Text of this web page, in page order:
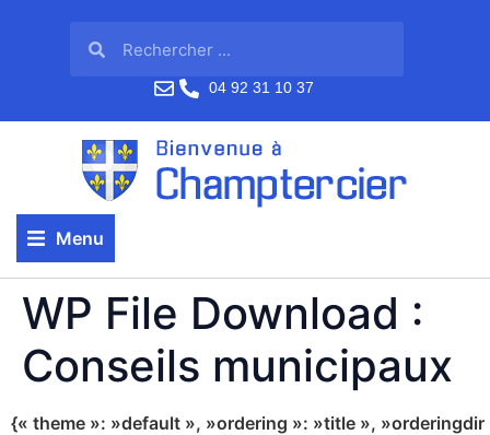
04 92 31 10 37
Menu
WP File Download :
Conseils municipaux
{« theme »: »default », »ordering »: »title »,